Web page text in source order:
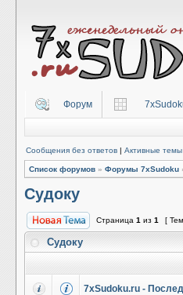
Форум
Сообщения без ответов | Активные темы
Список форумов » Форумы 7xSudoku
Судоку
Страница 1 из 1 [
Судоку
7xSudoku.ru -